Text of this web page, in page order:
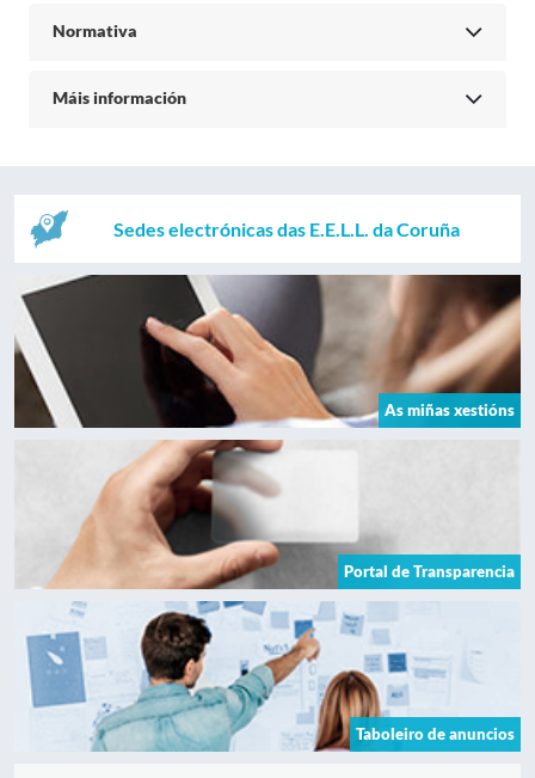
Normativa
Máis información
Sedes electrónicas das E.E.L.L. da Coruña
As miñas xestións
Portal de Transparencia
Taboleiro de anuncios